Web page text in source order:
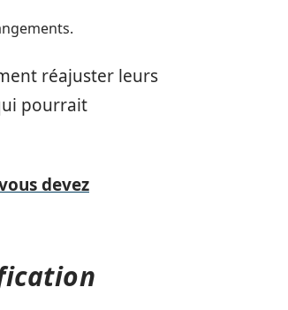
réajuster leurs
pourrait
devez